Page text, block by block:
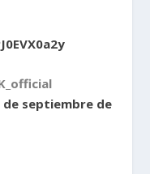
de septiembre de